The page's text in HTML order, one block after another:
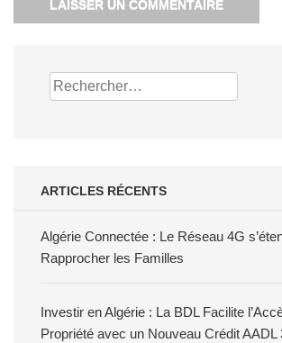
Rechercher :
ARTICLES RÉCENTS
Algérie Connectée : Le Réseau 4G
Rapprocher les Familles
Investir en Algérie : La BDL Facilite
Propriété avec un Nouveau Crédit AADL